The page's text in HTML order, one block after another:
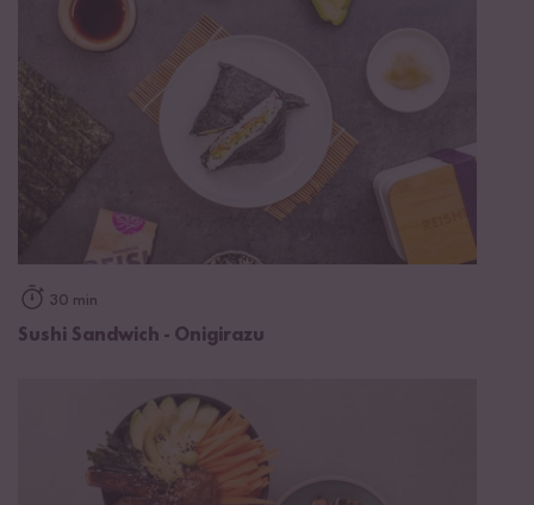
30 min
Sushi Sandwich - Onigirazu